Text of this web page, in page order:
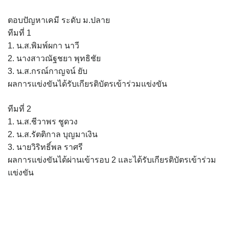
ตอบปัญหาเคมี ระดับ ม.ปลาย
ทีมที่ 1
1. น.ส.พิมพ์ผกา นาวี
2. นางสาวณัฐชยา พุทธิชัย
3. น.ส.กรณ์กาญจน์ ยับ
ผลการแข่งขันได้รับเกียรติบัตรเข้าร่วมแข่งขัน
ทีมที่ 2
1. น.ส.ชีวาพร ชูดวง
2. น.ส.รัตติกาล บุญมาเงิน
3. นายวิริทธิ์พล ราศรี
ผลการแข่งขันได้ผ่านเข้ารอบ 2 และได้รับเกียรติบัตรเข้าร่วม
แข่งขัน